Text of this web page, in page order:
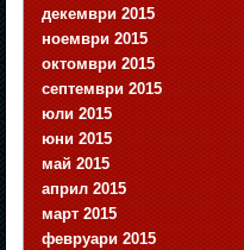
декември 2015
ноември 2015
октомври 2015
септември 2015
юли 2015
юни 2015
май 2015
април 2015
март 2015
февруари 2015